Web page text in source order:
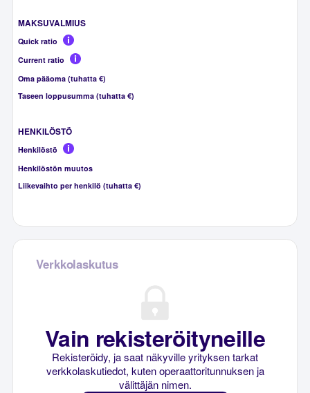
MAKSUVALMIUS
Quick ratio
Current ratio
Oma pääoma (tuhatta €)
Taseen loppusumma (tuhatta €)
HENKILÖSTÖ
Henkilöstö
Henkilöstön muutos
Liikevaihto per henkilö (tuhatta €)
Verkkolaskutus
Vain rekisteröityneille
Rekisteröidy, ja saat näkyville yrityksen tarkat
verkkolaskutiedot, kuten operaattoritunnuksen ja
välittäjän nimen.